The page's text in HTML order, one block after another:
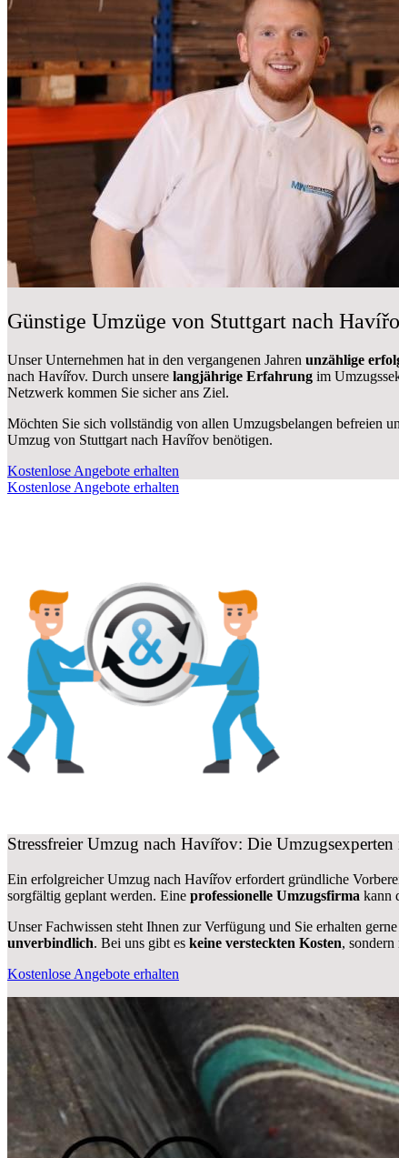
Günstige Umzüge von Stuttgart nach
Unser Unternehmen hat in den vergangenen Jahren unzählige
nach Havířov. Durch unsere langjährige Erfahrung im
Netzwerk kommen Sie sicher ans Ziel.
Möchten Sie sich vollständig von allen Umzugsbelangen befreien
Umzug von Stuttgart nach Havířov benötigen.
Kostenlose Angebote erhalten
Kostenlose Angebote erhalten
Stressfreier Umzug nach Havířov: Die Umzugsexperten
Ein erfolgreicher Umzug nach Havířov erfordert gründliche
sorgfältig geplant werden. Eine professionelle Umzugsfirma kann
Unser Fachwissen steht Ihnen zur Verfügung und Sie erhalten
unverbindlich. Bei uns gibt es keine versteckten Kosten, sondern
Kostenlose Angebote erhalten